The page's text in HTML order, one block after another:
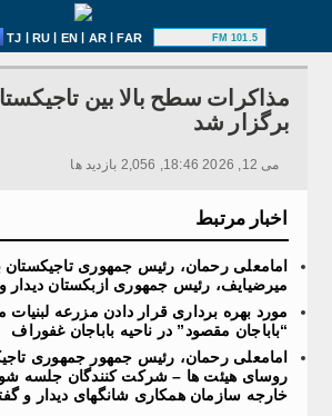
TJ | RU | EN | AR|FAR 101.5 FM
مذاکرات سطح بالا بین
برگزار شد
می 12, 2026 18:46, 2,056 بازدید ها
اخبار مرتبط
امامعلی رحمان، رئیس جمهوری
میرضیایف، رئیس جمهوری ازبکستان دیدار
مورد بهره برداری قرار دادن مزرعه
“باباجان مقصود” در ناحیه باباجان غفوراف
امامعلی رحمان، رئیس جمهور جمهوری
روسای هیئت ها – شرکت کنندگان جلسه
خارجه سازمان همکاری شانگهای دیدار و